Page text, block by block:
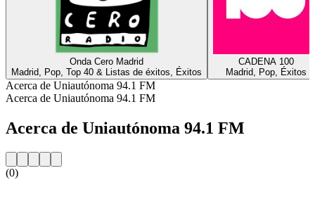
Onda Cero Madrid
Madrid, Pop, Top 40 & Listas de éxitos, Éxitos
CADENA 100
Madrid, Pop, Éxitos
Acerca de Uniautónoma 94.1 FM
Acerca de Uniautónoma 94.1 FM
Acerca de Uniautónoma 94.1 FM
(0)